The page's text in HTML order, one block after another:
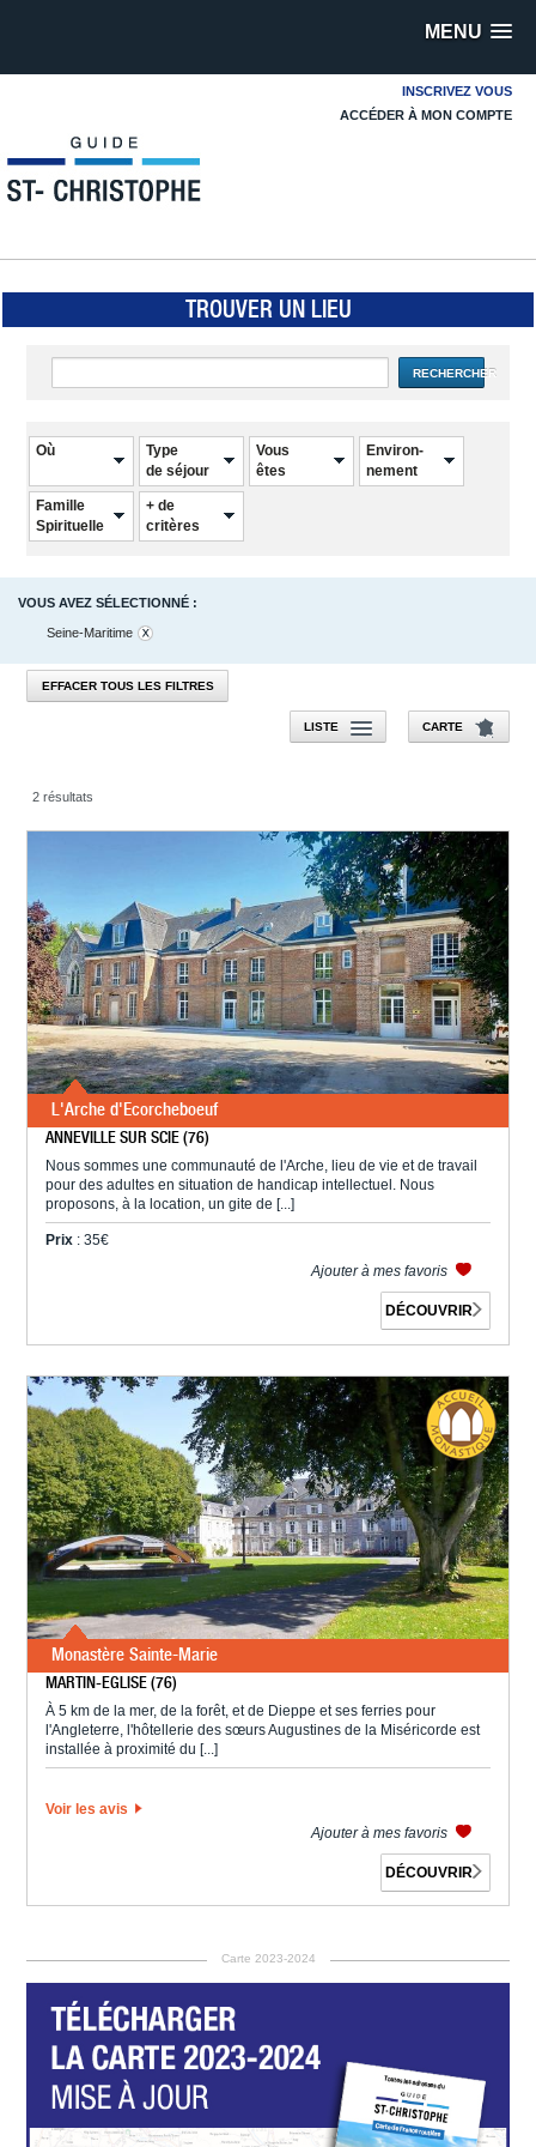
MENU
INSCRIVEZ VOUS
ACCÉDER À MON COMPTE
TROUVER UN LIEU
RECHERCHER
Où
Type
de séjour
Vous
êtes
Environ-
nement
Famille
Spirituelle
+ de
critères
VOUS AVEZ SÉLECTIONNÉ :
Seine-Maritime
EFFACER TOUS LES FILTRES
LISTE CARTE
2 résultats
L'Arche d'Ecorcheboeuf
ANNEVILLE SUR SCIE (76)
Nous sommes une communauté de l'Arche, lieu de vie et de travail
pour des adultes en situation de handicap intellectuel. Nous
proposons, à la location, un gite de [...]
Prix : 35€
Ajouter à mes favoris
DÉCOUVRIR
Monastère Sainte-Marie
MARTIN-EGLISE (76)
À 5 km de la mer, de la forêt, et de Dieppe et ses ferries pour
l'Angleterre, l'hôtellerie des sœurs Augustines de la Miséricorde est
installée à proximité du [...]
Voir les avis
Ajouter à mes favoris
DÉCOUVRIR
Carte 2023-2024